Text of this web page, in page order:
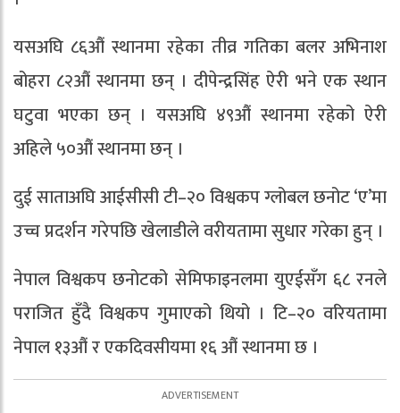
यसअघि ८६औं स्थानमा रहेका तीव्र गतिका बलर अभिनाश
बोहरा ८२औं स्थानमा छन् । दीपेन्द्रसिंह ऐरी भने एक स्थान
घटुवा भएका छन् । यसअघि ४९औं स्थानमा रहेको ऐरी
अहिले ५०औं स्थानमा छन् ।
दुई साताअघि आईसीसी टी–२० विश्वकप ग्लोबल छनोट ‘ए’मा
उच्च प्रदर्शन गरेपछि खेलाडीले वरीयतामा सुधार गरेका हुन् ।
नेपाल विश्वकप छनोटको सेमिफाइनलमा युएईसँग ६८ रनले
पराजित हुँदै विश्वकप गुमाएको थियो । टि–२० वरियतामा
नेपाल १३औं र एकदिवसीयमा १६ औं स्थानमा छ ।